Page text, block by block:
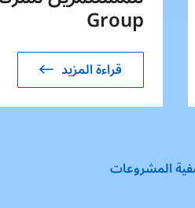
Group
قراءة المزيد
المشروعات